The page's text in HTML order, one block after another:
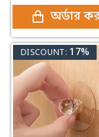
অর্ডার
DISCOUNT: 17%